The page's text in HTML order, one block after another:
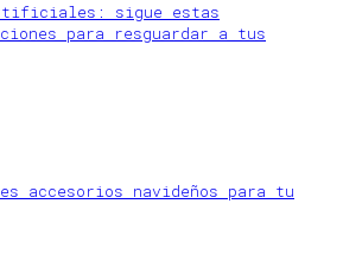
sigue estas
para resguardar a tus
accesorios navideños para tu